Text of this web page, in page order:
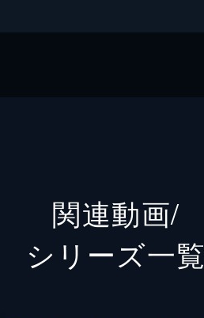
関連動画/
シリーズ⼀覧